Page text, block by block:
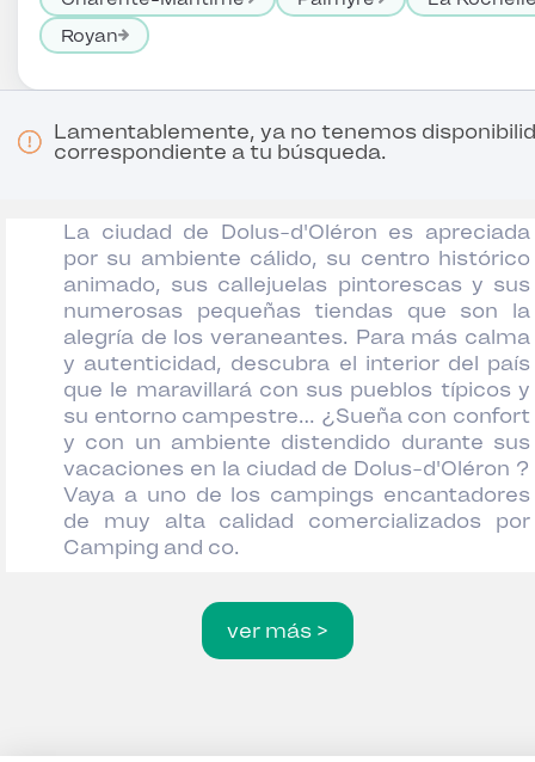
Royan
Lamentablemente, ya no tenemos
correspondiente a tu búsqueda.
La ciudad de Dolus-d'Oléron es apreciada
por su ambiente cálido, su centro histórico
animado, sus callejuelas pintorescas y sus
numerosas pequeñas tiendas que son la
alegría de los veraneantes. Para más calma
y autenticidad, descubra el interior del país
que le maravillará con sus pueblos típicos y
su entorno campestre… ¿Sueña con confort
y con un ambiente distendido durante sus
vacaciones en la ciudad de Dolus-d'Oléron ?
Vaya a uno de los campings encantadores
de muy alta calidad comercializados por
Camping and co.
ver más >